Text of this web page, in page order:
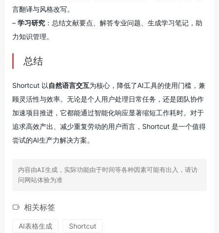
言翻译与风格改写。
– 学习研究 ：总结文献要点、解答专业问题、生成学习笔记，助
力知识管理。
总结
Shortcut 以 自然语言交互为核心，降低了AI工具的使用门槛，兼
顾灵活性与效率。无论是个人用户处理日常任务，还是团队协作
加速项目推进，它都能通过智能化响应显著缩短工作耗时。对于
追求高效产出、减少重复劳动的用户而言，Shortcut 是一个值得
尝试的AI生产力解决方案。
内容由AI生成，实际功能由于时间等各种因素可能有出入，请访
问网站体验为准
相关标签
AI表格生成 Shortcut